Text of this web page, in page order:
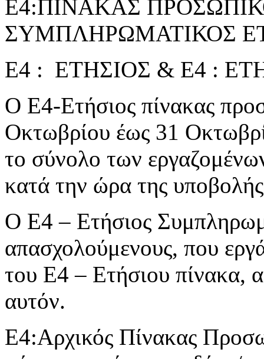
Ε4:ΠΙΝΑΚΑΣ
ΣΥΜΠΛΗΡΩΜΑΤΙΚΟΣ
Ε4 : ΕΤΗΣΙΟΣ & Ε4 :
Ο Ε4-Ετήσιος πίνακας
Οκτωβρίου έως 31
το σύνολο των
κατά την ώρα της
Ο Ε4 – Ετήσιος
απασχολούμενους, που
του Ε4 – Ετήσιου πίνακα,
αυτόν.
Ε4:Αρχικός Πίνακας